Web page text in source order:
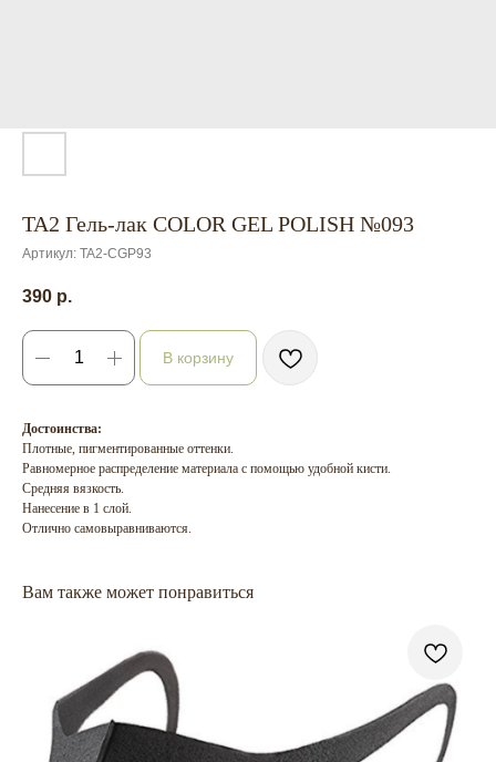
TA2 Гель-лак COLOR GEL POLISH №093
Артикул: TA2-CGP93
390 р.
В корзину
Достоинства:
Плотные, пигментированные оттенки.
Равномерное распределение материала с помощью удобной кисти.
Средняя вязкость.
Нанесение в 1 слой.
Отлично самовыравниваются.
Вам также может понравиться